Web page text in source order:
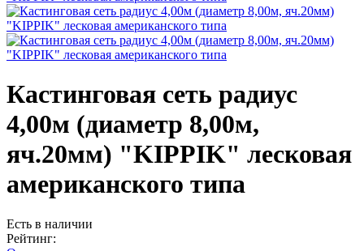
Кастинговая сеть радиус
4,00м (диаметр 8,00м,
яч.20мм) "KIPPIK" лесковая
американского типа
Есть в наличии
Рейтинг: